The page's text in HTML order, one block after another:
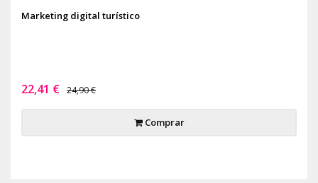
Marketing digital turístico
22,41 € 24,90 €
Comprar